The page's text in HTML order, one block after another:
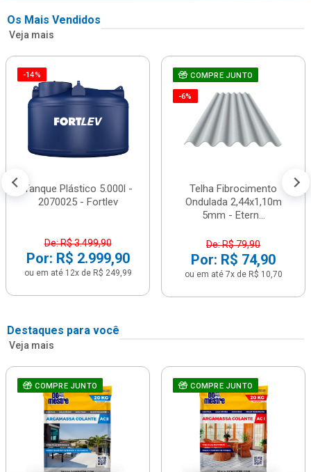
Os Mais Vendidos
Veja mais
-14%
Tanque Plástico 5.000l -
2070025 - Fortlev
De: R$ 3.499,90
Por: R$ 2.999,90
ou em até 12x de R$ 249,99
COMPRE JUNTO
-6%
Telha Fibrocimento
Ondulada 2,44x1,10m
5mm - Etern...
De: R$ 79,90
Por: R$ 74,90
ou em até 7x de R$ 10,70
Destaques para você
Veja mais
COMPRE JUNTO COMPRE JUNTO